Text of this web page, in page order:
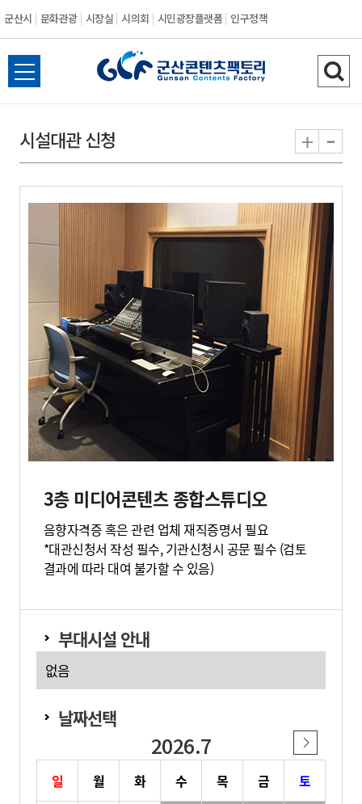
군산시 문화관광 시장실 시의회 시민광장플랫폼 인구정책
전
체
뉴
열
검
색
기
시설대관 신청 + -
3층 미디어콘텐츠 종합스튜디오
음향자격증 혹은 관련 업체 재직증명서 필요
*대관신청서 작성 필수, 기관신청시 공문 필수 (검토
결과에 따라 대여 불가할 수 있음)
부대시설 안내
없음
날짜선택
2026.7
일 월 화 수 목 금
토